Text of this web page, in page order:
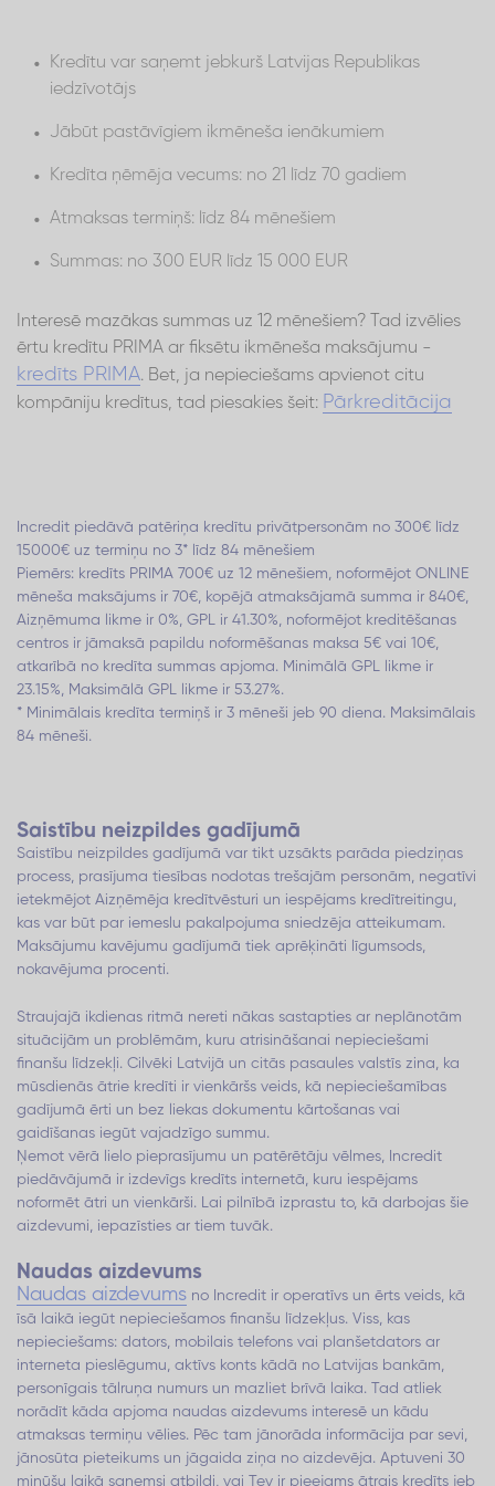
Kredītu var saņemt jebkurš Latvijas Republikas
iedzīvotājs
Jābūt pastāvīgiem ikmēneša ienākumiem
Kredīta ņēmēja vecums: no 21 līdz 70 gadiem
Atmaksas termiņš: līdz 84 mēnešiem
Summas: no 300 EUR līdz 15 000 EUR
Interesē mazākas summas uz 12 mēnešiem? Tad izvēlies
ērtu kredītu PRIMA ar fiksētu ikmēneša maksājumu -
kredīts PRIMA. Bet, ja nepieciešams apvienot citu
kompāniju kredītus, tad piesakies šeit: Pārkreditācija
Incredit piedāvā patēriņa kredītu privātpersonām no 300€ līdz
15000€ uz termiņu no 3* līdz 84 mēnešiem
Piemērs: kredīts PRIMA 700€ uz 12 mēnešiem, noformējot ONLINE
mēneša maksājums ir 70€, kopējā atmaksājamā summa ir 840€,
Aizņēmuma likme ir 0%, GPL ir 41.30%, noformējot kreditēšanas
centros ir jāmaksā papildu noformēšanas maksa 5€ vai 10€,
atkarībā no kredīta summas apjoma. Minimālā GPL likme ir
23.15%, Maksimālā GPL likme ir 53.27%.
* Minimālais kredīta termiņš ir 3 mēneši jeb 90 diena. Maksimālais
84 mēneši.
Saistību neizpildes gadījumā
Saistību neizpildes gadījumā var tikt uzsākts parāda piedziņas
process, prasījuma tiesības nodotas trešajām personām, negatīvi
ietekmējot Aizņēmēja kredītvēsturi un iespējams kredītreitingu,
kas var būt par iemeslu pakalpojuma sniedzēja atteikumam.
Maksājumu kavējumu gadījumā tiek aprēķināti līgumsods,
nokavējuma procenti.
Straujajā ikdienas ritmā nereti nākas sastapties ar neplānotām
situācijām un problēmām, kuru atrisināšanai nepieciešami
finanšu līdzekļi. Cilvēki Latvijā un citās pasaules valstīs zina, ka
mūsdienās ātrie kredīti ir vienkāršs veids, kā nepieciešamības
gadījumā ērti un bez liekas dokumentu kārtošanas vai
gaidīšanas iegūt vajadzīgo summu.
Ņemot vērā lielo pieprasījumu un patērētāju vēlmes, Incredit
piedāvājumā ir izdevīgs kredīts internetā, kuru iespējams
noformēt ātri un vienkārši. Lai pilnībā izprastu to, kā darbojas šie
aizdevumi, iepazīsties ar tiem tuvāk.
Naudas aizdevums
Naudas aizdevums no Incredit ir operatīvs un ērts veids, kā
īsā laikā iegūt nepieciešamos finanšu līdzekļus. Viss, kas
nepieciešams: dators, mobilais telefons vai planšetdators ar
interneta pieslēgumu, aktīvs konts kādā no Latvijas bankām,
personīgais tālruņa numurs un mazliet brīvā laika. Tad atliek
norādīt kāda apjoma naudas aizdevums interesē un kādu
atmaksas termiņu vēlies. Pēc tam jānorāda informācija par sevi,
jānosūta pieteikums un jāgaida ziņa no aizdevēja. Aptuveni 30
minūšu laikā saņemsi atbildi, vai Tev ir pieejams ātrais kredīts jeb